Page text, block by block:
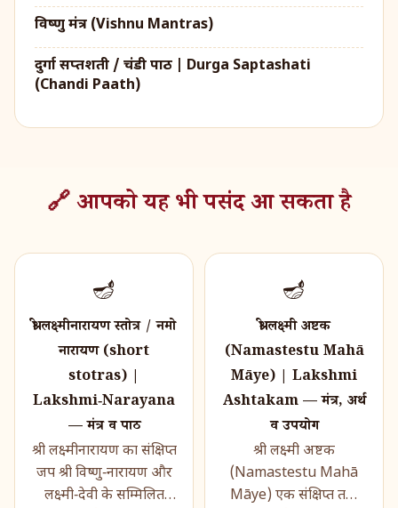
विष्णु मंत्र (Vishnu Mantras)
दुर्गा सप्तशती / चंडी पाठ | Durga Saptashati
(Chandi Paath)
🔗 आपको यह भी पसंद आ सकता है
🪔
श्री लक्ष्मीनारायण स्तोत्र / नमो
नारायण (short
stotras) |
Lakshmi‑Narayana
— मंत्र व पाठ
श्री लक्ष्मीनारायण का संक्षिप्त
जप श्री विष्णु‑नारायण और
लक्ष्मी‑देवी के सम्मिलित
🪔
श्री लक्ष्मी अष्टक
(Namastestu Mahā
Māye) | Lakshmi
Ashtakam — मंत्र, अर्थ
व उपयोग
श्री लक्ष्मी अष्टक
(Namastestu Mahā
Māye) एक संक्षिप्त तथा